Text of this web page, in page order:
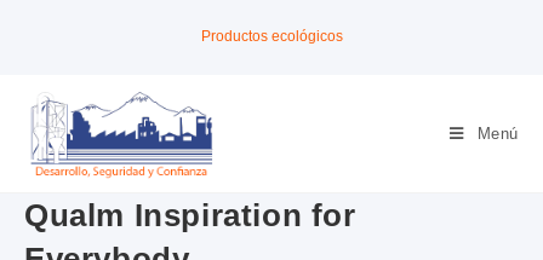
Productos ecológicos
Menú
Qualm Inspiration for